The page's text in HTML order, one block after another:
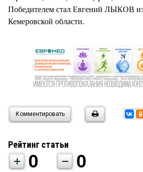
Победителем стал Евгений ЛЫКОВ
Кемеровской области.
Комментировать
Рейтинг статьи
0 0